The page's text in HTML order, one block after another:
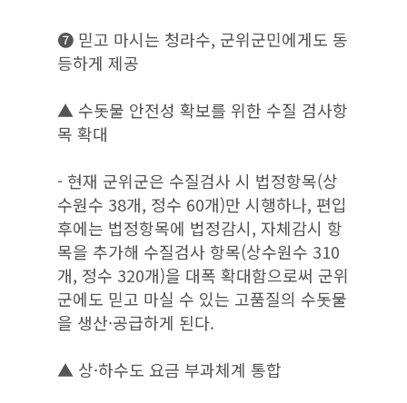
❼ 믿고 마시는 청라수, 군위군민에게도 동
등하게 제공
▲ 수돗물 안전성 확보를 위한 수질 검사항
목 확대
- 현재 군위군은 수질검사 시 법정항목(상
수원수 38개, 정수 60개)만 시행하나, 편입
후에는 법정항목에 법정감시, 자체감시 항
목을 추가해 수질검사 항목(상수원수 310
개, 정수 320개)을 대폭 확대함으로써 군위
군에도 믿고 마실 수 있는 고품질의 수돗물
을 생산·공급하게 된다.
▲ 상·하수도 요금 부과체계 통합